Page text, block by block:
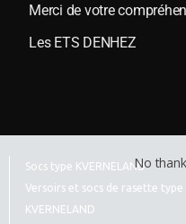
VERSOIRS TYPE
d’informations ou passer
Socs type KVERNELAND
Versoirs et socs de rasette type
KVERNELAND
Merci de votre
Les ETS DENHEZ
No